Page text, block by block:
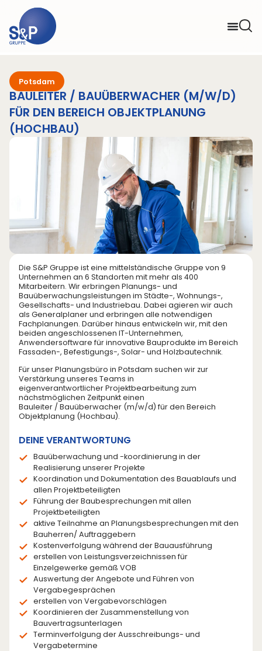
Potsdam
BAULEITER / BAUÜBERWACHER (M/W/D)
FÜR DEN BEREICH OBJEKTPLANUNG
(HOCHBAU)
Die S&P Gruppe ist eine mittelständische Gruppe von 9
Unternehmen an 6 Standorten mit mehr als 400
Mitarbeitern. Wir erbringen Planungs- und
Bauüberwachungsleistungen im Städte-, Wohnungs-,
Gesellschafts- und Industriebau. Dabei agieren wir auch
als Generalplaner und erbringen alle notwendigen
Fachplanungen. Darüber hinaus entwickeln wir, mit den
beiden angeschlossenen IT-Unternehmen,
Anwendersoftware für innovative Bauprodukte im Bereich
Fassaden-, Befestigungs-, Solar- und Holzbautechnik.
Für unser Planungsbüro in Potsdam suchen wir zur
Verstärkung unseres Teams in
eigenverantwortlicher Projektbearbeitung zum
nächstmöglichen Zeitpunkt einen
Bauleiter / Bauüberwacher (m/w/d) für den Bereich
Objektplanung (Hochbau).
DEINE VERANTWORTUNG
Bauüberwachung und -koordinierung in der
Realisierung unserer Projekte
Koordination und Dokumentation des Bauablaufs und
allen Projektbeteiligten
Führung der Baubesprechungen mit allen
Projektbeteiligten
aktive Teilnahme an Planungsbesprechungen mit den
Bauherren/ Auftraggebern
Kostenverfolgung während der Bauausführung
erstellen von Leistungsverzeichnissen für
Einzelgewerke gemäß VOB
Auswertung der Angebote und Führen von
Vergabegesprächen
erstellen von Vergabevorschlägen
Koordinieren der Zusammenstellung von
Bauvertragsunterlagen
Terminverfolgung der Ausschreibungs- und
Vergabetermine